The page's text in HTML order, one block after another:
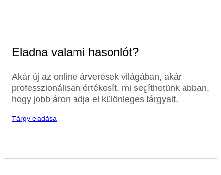
Eladna valami hasonlót?
Akár új az online árverések világában, akár
professzionálisan értékesít, mi segíthetünk abban,
hogy jobb áron adja el különleges tárgyait.
Tárgy eladása